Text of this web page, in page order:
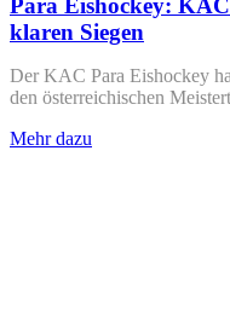
Para Eishockey:
klaren Siegen
Der KAC Para Eishockey
den österreichischen
Mehr dazu